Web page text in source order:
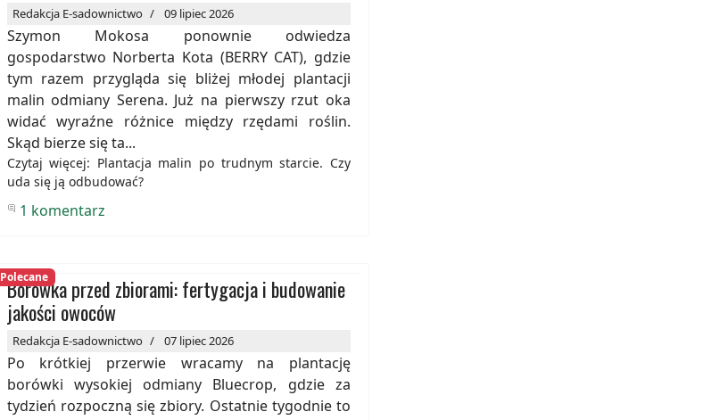
Redakcja E-sadownictwo 09 lipiec 2026
Szymon Mokosa ponownie odwiedza
gospodarstwo Norberta Kota (BERRY CAT), gdzie
tym razem przygląda się bliżej młodej plantacji
malin odmiany Serena. Już na pierwszy rzut oka
widać wyraźne różnice między rzędami roślin.
Skąd bierze się ta...
Czytaj więcej: Plantacja malin po trudnym starcie. Czy
uda się ją odbudować?
1 komentarz
Polecane
Borówka przed zbiorami: fertygacja i budowanie
jakości owoców
Redakcja E-sadownictwo 07 lipiec 2026
Po krótkiej przerwie wracamy na plantację
borówki wysokiej odmiany Bluecrop, gdzie za
tydzień rozpoczną się zbiory. Ostatnie tygodnie to